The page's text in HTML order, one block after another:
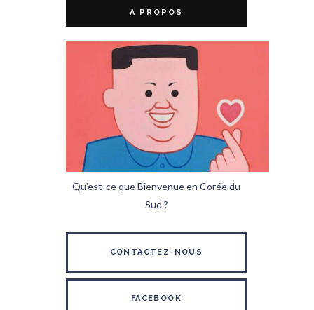
A PROPOS
Qu'est-ce que Bienvenue en Corée du
Sud ?
CONTACTEZ-NOUS
FACEBOOK